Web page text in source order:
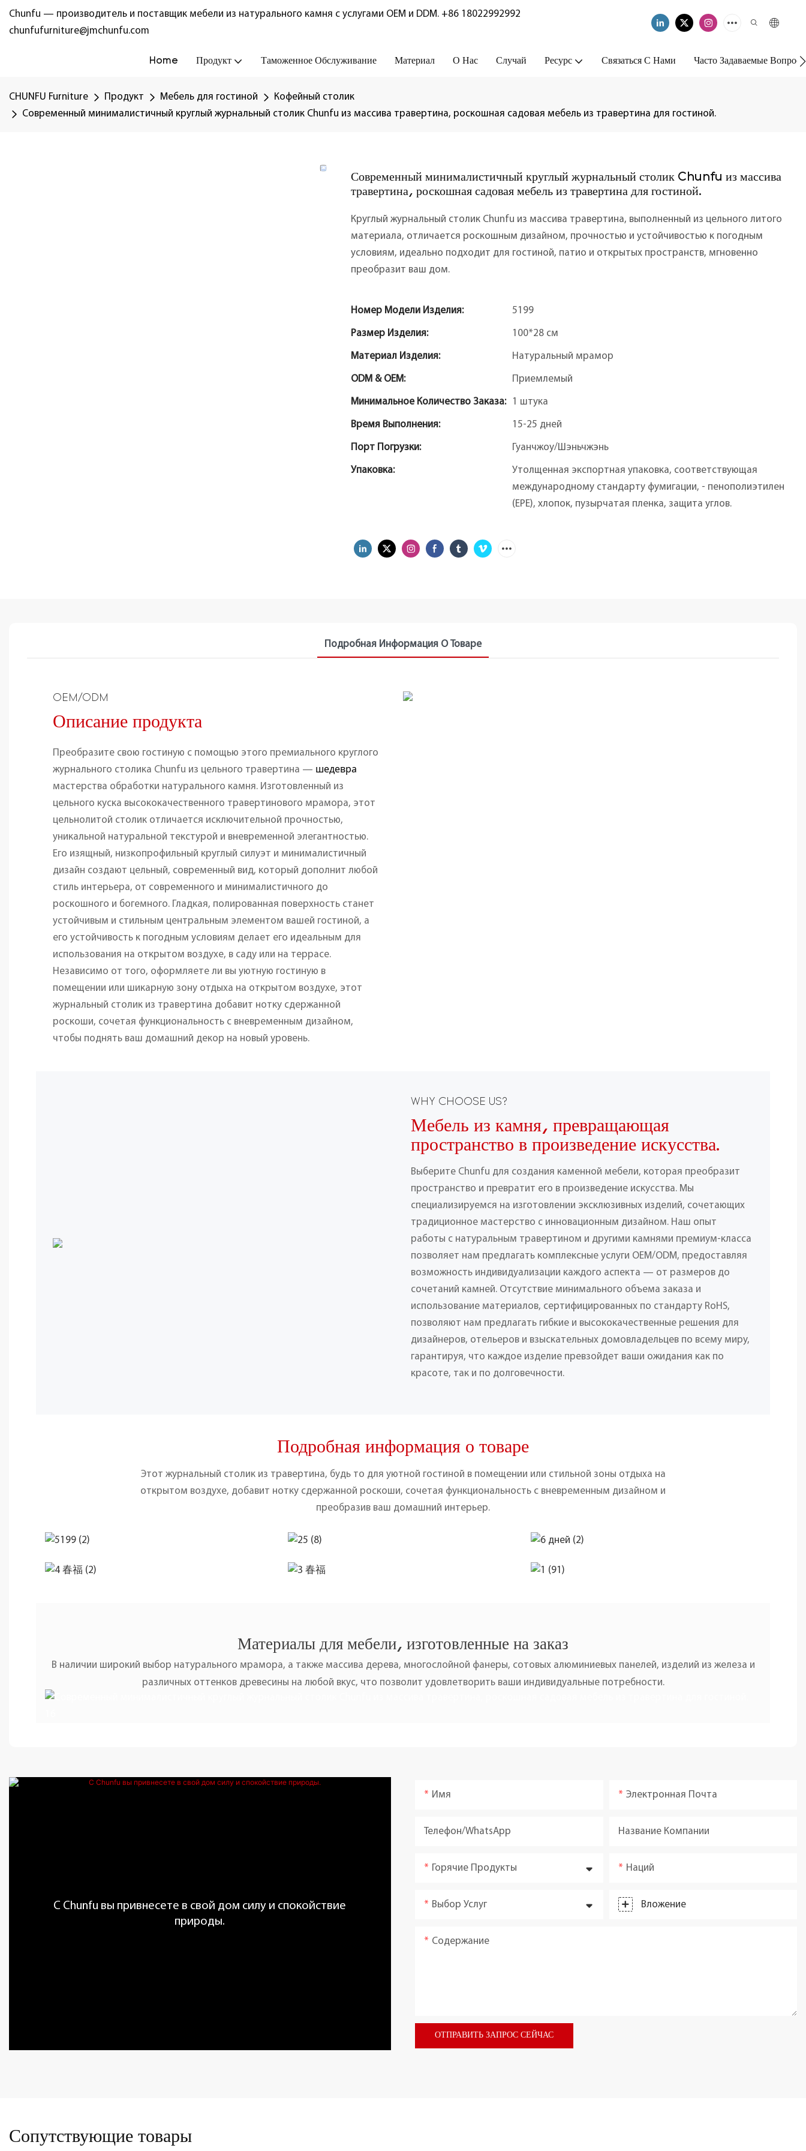
Chunfu — производитель и поставщик мебели из натурального камня с услугами OEM и DDM. +86 18022992992
chunfufurniture@jmchunfu.com
Home Продукт Таможенное Обслуживание Материал О Нас Случай Ресурс Связаться С Нами Часто Задаваемые
CHUNFU Furniture Продукт Мебель для гостиной
Кофейный столик
Современный минималистичный круглый журнальный столик Chunfu из массива травертина, роскошная садовая мебель из травертина для гостиной.
Современный минималистичный круглый журнальный столик Chunfu из массива
травертина, роскошная садовая мебель из травертина для гостиной.
Круглый журнальный столик Chunfu из массива травертина, выполненный из цельного литого
материала, отличается роскошным дизайном, прочностью и устойчивостью к погодным
условиям, идеально подходит для гостиной, патио и открытых пространств, мгновенно
преобразит ваш дом.
Номер Модели Изделия: 5199
Размер Изделия: 100*28 см
Материал Изделия: Натуральный мрамор
ODM & OEM: Приемлемый
Минимальное Количество Заказа: 1 штука
Время Выполнения: 15-25 дней
Порт Погрузки: Гуанчжоу/Шэньчжэнь
Упаковка:
Утолщенная экспортная упаковка, соответствующая
международному стандарту фумигации, - пенополиэтилен
(EPE), хлопок, пузырчатая пленка, защита углов.
Подробная Информация О Товаре
OEM/ODM
Описание продукта
Преобразите свою гостиную с помощью этого премиального круглого
журнального столика Chunfu из цельного травертина — шедевра
мастерства обработки натурального камня. Изготовленный из
цельного куска высококачественного травертинового мрамора, этот
цельнолитой столик отличается исключительной прочностью,
уникальной натуральной текстурой и вневременной элегантностью.
Его изящный, низкопрофильный круглый силуэт и минималистичный
дизайн создают цельный, современный вид, который дополнит любой
стиль интерьера, от современного и минималистичного до
роскошного и богемного. Гладкая, полированная поверхность станет
устойчивым и стильным центральным элементом вашей гостиной, а
его устойчивость к погодным условиям делает его идеальным для
использования на открытом воздухе, в саду или на террасе.
Независимо от того, оформляете ли вы уютную гостиную в
помещении или шикарную зону отдыха на открытом воздухе, этот
журнальный столик из травертина добавит нотку сдержанной
роскоши, сочетая функциональность с вневременным дизайном,
чтобы поднять ваш домашний декор на новый уровень.
WHY CHOOSE US?
Мебель из камня, превращающая
пространство в произведение искусства.
Выберите Chunfu для создания каменной мебели, которая преобразит
пространство и превратит его в произведение искусства. Мы
специализируемся на изготовлении эксклюзивных изделий, сочетающих
традиционное мастерство с инновационным дизайном. Наш опыт
работы с натуральным травертином и другими камнями премиум-класса
позволяет нам предлагать комплексные услуги OEM/ODM, предоставляя
возможность индивидуализации каждого аспекта — от размеров до
сочетаний камней. Отсутствие минимального объема заказа и
использование материалов, сертифицированных по стандарту RoHS,
позволяют нам предлагать гибкие и высококачественные решения для
дизайнеров, отельеров и взыскательных домовладельцев по всему миру,
гарантируя, что каждое изделие превзойдет ваши ожидания как по
красоте, так и по долговечности.
Подробная информация о товаре
Этот журнальный столик из травертина, будь то для уютной гостиной в помещении или стильной зоны отдыха на
открытом воздухе, добавит нотку сдержанной роскоши, сочетая функциональность с вневременным дизайном и
преобразив ваш домашний интерьер.
Материалы для мебели, изготовленные на заказ
В наличии широкий выбор натурального мрамора, а также массива дерева, многослойной фанеры, сотовых алюминиевых панелей, изделий из железа и
различных оттенков древесины на любой вкус, что позволит удовлетворить ваши индивидуальные потребности.
С Chunfu вы привнесете в свой дом силу и спокойствие
природы.
Имя Электронная Почта
Телефон/WhatsApp Название Компании
Горячие Продукты Наций
Выбор Услуг Вложение
Содержание
ОТПРАВИТЬ ЗАПРОС СЕЙЧАС
Сопутствующие товары